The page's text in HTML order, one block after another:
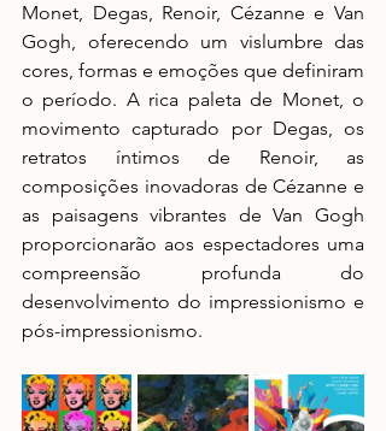
Monet, Degas, Renoir, Cézanne e Van
Gogh, oferecendo um vislumbre das
cores, formas e emoções que definiram
o período. A rica paleta de Monet, o
movimento capturado por Degas, os
retratos íntimos de Renoir, as
composições inovadoras de Cézanne e
as paisagens vibrantes de Van Gogh
proporcionarão aos espectadores uma
compreensão profunda do
desenvolvimento do impressionismo e
pós-impressionismo.